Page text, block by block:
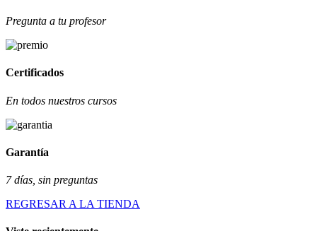
Pregunta a tu profesor
Certificados
En todos nuestros cursos
Garantía
7 días, sin preguntas
REGRESAR A LA TIENDA